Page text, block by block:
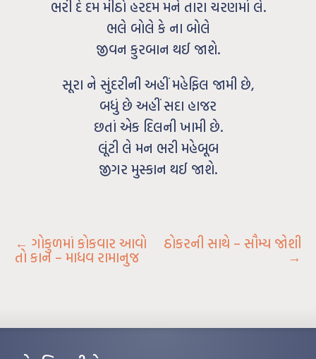
ભરી દે દમ મીઠો હરદમ મને તારા ચરણમાં લે.
ભલે બોલે કે ના બોલે
જીવન કુરબાન થઈ જાશે.
સૂરા ને સુંદરીની અહીં મહેફિલ જામી છે,
બધું છે અહીં સદા હાજર
છતાં એક દિલની ખામી છે.
લૂંટી લે મન ભરી મહેબૂબ
જીગર મુસ્કાન થઈ જાશે.
← ગોકુળમાં કોકવાર આવો
તો કાન – માધવ રામાનુજ
ઠોકરની સાથે – સૌમ્ય જોશી
→